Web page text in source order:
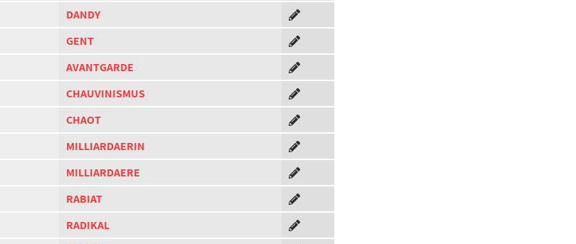
DANDY
GENT
AVANTGARDE
CHAUVINISMUS
CHAOT
MILLIARDAERIN
MILLIARDAERE
RABIAT
RADIKAL